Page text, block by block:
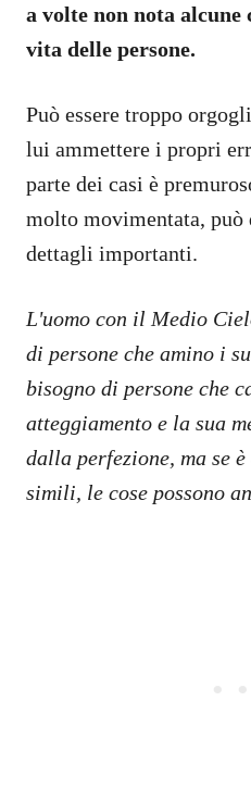
a volte non nota alcune
vita delle persone.
Può essere troppo
lui ammettere i propri
parte dei casi è
molto movimentata, può
dettagli importanti.
L'uomo con il Medio
di persone che amino i
bisogno di persone che
atteggiamento e la sua
dalla perfezione, ma se
simili, le cose possono